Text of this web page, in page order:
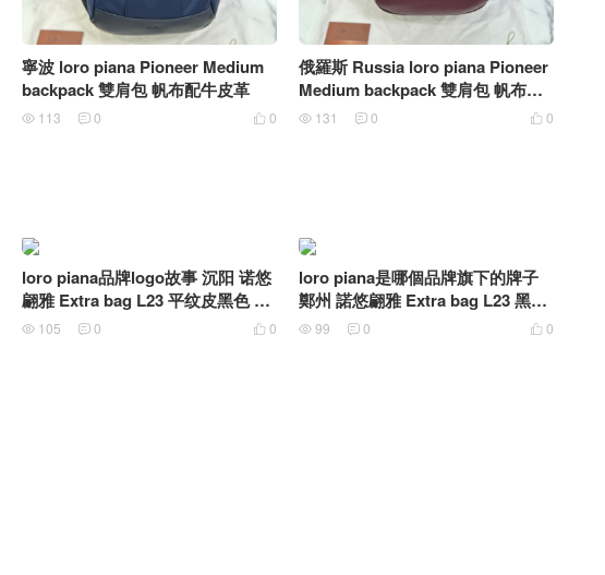
寧波 loro piana Pioneer Medium
backpack 雙肩包 帆布配牛皮革
 0
 113  0
俄羅斯 Russia loro piana Pioneer
Medium backpack 雙肩包 帆布配
牛皮革
 0
 131  0
loro piana品牌logo故事 沉阳 诺悠
翩雅 Extra bag L23 平纹皮黑色 白
线
 0
 105  0
loro piana是哪個品牌旗下的牌子
鄭州 諾悠翩雅 Extra bag L23 黑色
手掌紋
 0
 99  0